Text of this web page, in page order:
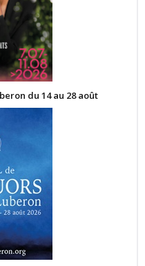
du 14 au 28 août